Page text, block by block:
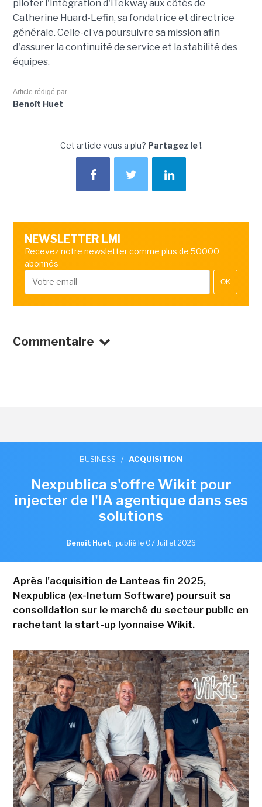
piloter l'intégration d'iTekway aux côtés de
Catherine Huard-Lefin, sa fondatrice et directrice
générale. Celle-ci va poursuivre sa mission afin
d'assurer la continuité de service et la stabilité des
équipes.
Article rédigé par
Benoît Huet
Cet article vous a plu? Partagez le !
NEWSLETTER LMI
Recevez notre newsletter comme plus de 50000
abonnés
OK
Commentaire
BUSINESS / ACQUISITION
Nexpublica s'offre Wikit pour
injecter de l'IA agentique dans ses
solutions
Benoît Huet , publié le 07 Juillet 2026
Après l'acquisition de Lanteas fin 2025,
Nexpublica (ex-Inetum Software) poursuit sa
consolidation sur le marché du secteur public en
rachetant la start-up lyonnaise Wikit.